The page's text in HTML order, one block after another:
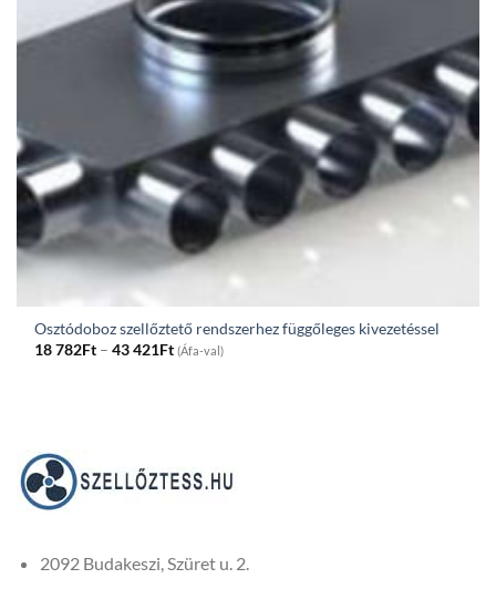
Osztódoboz szellőztető rendszerhez függőleges kivezetéssel
18 782Ft – 43 421FtPrice
range:
(Áfa-val)
2092 Budakeszi, Szüret u. 2.